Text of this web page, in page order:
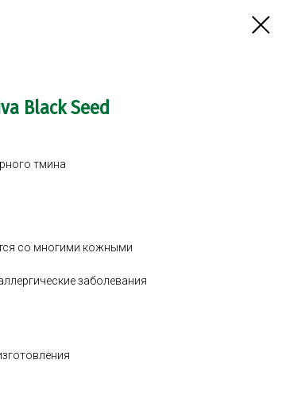
Black Seed
тмина
со многими кожными
заболевания